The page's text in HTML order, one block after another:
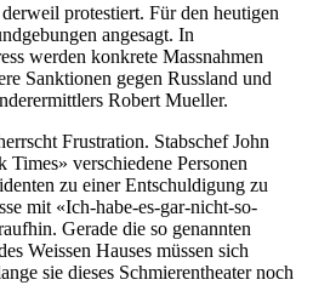
protestiert. Für den heutigen
angesagt. In
werden konkrete Massnahmen
Sanktionen gegen Russland und
Robert Mueller.
Frustration. Stabschef John
verschiedene Personen
zu einer Entschuldigung zu
mit «Ich-habe-es-gar-nicht-so-
Gerade die so genannten
Weissen Hauses müssen sich
sie dieses Schmierentheater noch